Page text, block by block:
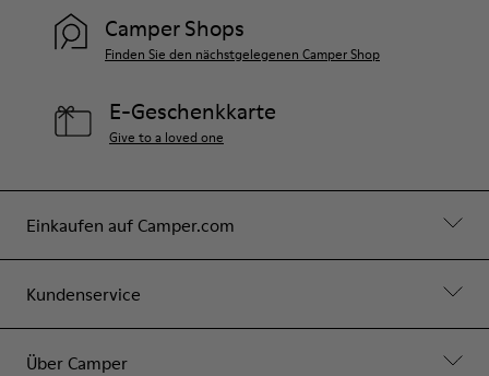
Einkaufen auf Camper.com
Kundenservice
Über Camper
Camper Shops
Finden Sie den nächstgelegenen Camper Shop
E-Geschenkkarte
Give to a loved one